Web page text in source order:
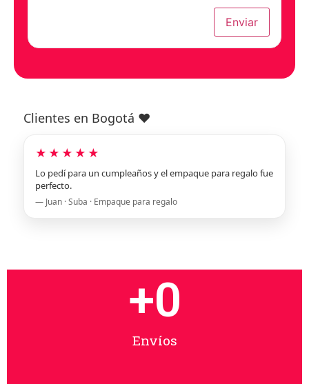
Enviar
Clientes en Bogotá ❤️
★★★★★
Lo pedí para un cumpleaños y el empaque para regalo fue
perfecto.
— Juan · Suba · Empaque para regalo
Envíos
+0